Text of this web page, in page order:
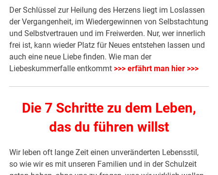
Der Schlüssel zur Heilung des Herzens liegt im Loslassen
der Vergangenheit, im Wiedergewinnen von Selbstachtung
und Selbstvertrauen und im Freiwerden. Nur, wer innerlich
frei ist, kann wieder Platz für Neues entstehen lassen und
auch eine neue Liebe finden. Wie man der
Liebeskummerfalle entkommt >>> erfährt man hier >>>
Die 7 Schritte zu dem Leben,
das du führen willst
Wir leben oft lange Zeit einen unveränderten Lebensstil,
so wie wir es mit unseren Familien und in der Schulzeit